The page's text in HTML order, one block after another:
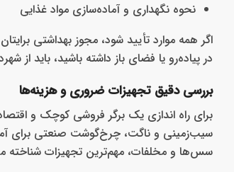
نحوه نگهداری و آماده‌سازی مواد غذایی
اگر همه موارد تأیید شود، مجوز بهداشتی
در پیاده‌رو یا فضای باز داشته باشید، باید از
بررسی دقیق تجهیزات ضروری و هزینه‌ها
برای راه اندازی یک برگر فروشی کوچک و
سیب‌زمینی و ناگت، چرخ‌گوشت صنعتی برای
سس‌ها و مخلفات، مهم‌ترین تجهیزات